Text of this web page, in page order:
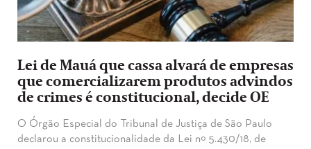
Lei de Mauá que cassa alvará de empresas
que comercializarem produtos advindos
de crimes é constitucional, decide OE
O Órgão Especial do Tribunal de Justiça de São Paulo
declarou a constitucionalidade da Lei nº 5.430/18, de